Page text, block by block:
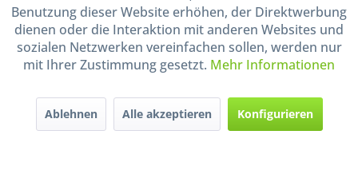
* Alle Preise inkl. gesetzl. Mehrwertsteuer zzgl. Versandkostenund ggf.
Nachnahmegebühren, wenn nicht anders beschrieben
Widerruf erklären
Gestaltung, Shop-Setup, Management & Hosting durch Ternum Internet Services
Benutzung dieser Website erhöhen, der Direktwerbung
dienen oder die Interaktion mit anderen Websites und
sozialen Netzwerken vereinfachen sollen, werden nur
mit Ihrer Zustimmung gesetzt. Mehr Informationen
Ablehnen Alle akzeptieren Konfigurieren